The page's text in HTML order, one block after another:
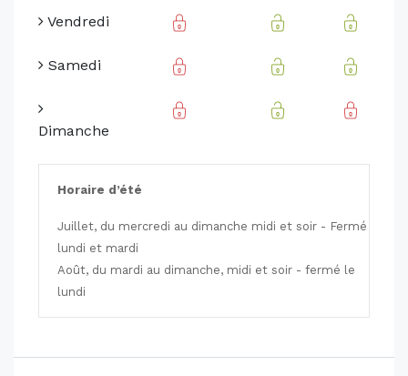
Vendredi
Samedi
Dimanche
Horaire d’été
Juillet, du mercredi au dimanche midi et soir - Fermé
lundi et mardi
Août, du mardi au dimanche, midi et soir - fermé le
lundi